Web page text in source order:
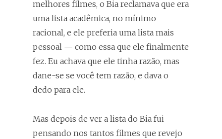
melhores filmes, o Bia reclamava que era
uma lista acadêmica, no mínimo
racional, e ele preferia uma lista mais
pessoal — como essa que ele finalmente
fez. Eu achava que ele tinha razão, mas
dane-se se você tem razão, e dava o
dedo para ele.
Mas depois de ver a lista do Bia fui
pensando nos tantos filmes que revejo